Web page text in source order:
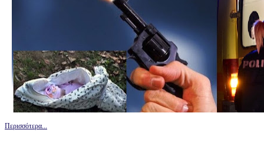
Περισσότερα...